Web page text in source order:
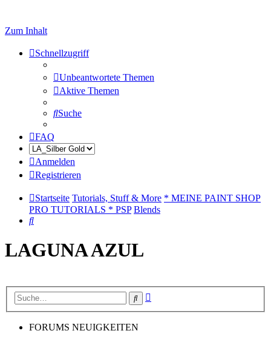
Zum Inhalt
Schnellzugriff
Unbeantwortete Themen
Aktive Themen
Suche
FAQ
Anmelden
Registrieren
Startseite Tutorials, Stuff & More * MEINE PAINT SHOP
PRO TUTORIALS * PSP Blends
Suche
LAGUNA AZUL
Suche
FORUMS NEUIGKEITEN